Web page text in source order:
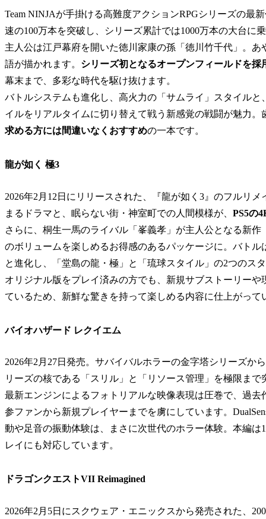
Team NINJAが手掛ける高難度アクションRPGシリーズの最
速の100万本を突破し、シリーズ累計では1000万本の大台に
主人公は江戸幕府を開いた徳川家康の孫「徳川竹千代」。
語が描かれます。 シリーズ初となるオープンフィールドを採
幕末まで、多彩な時代を駆け抜けます。
バトルシステムも進化し、高火力の「サムライ」スタイル
イルをリアルタイムに切り替えて戦う新感覚の戦闘が魅力
求める方には間違いなくおすすめの一本です。
龍が如く 極3
2026年2月12日にリリースされた、『龍が如く3』のフルリ
まるドラマと、眠らない街・神室町での人間模様が、 PS5の
さらに、桐生一馬のライバル「峯義孝」が主人公となる新
のボリュームを楽しめるお得感のあるパッケージに。バト
と進化し、「堂島の龍・極」と「琉球スタイル」の2つのス
オリジナル版をプレイ済みの方でも、新規サブストーリー
ているため、新鮮な驚きを持って楽しめる内容に仕上がって
バイオハザード レクイエム
2026年2月27日発売。サバイバルホラーの金字塔シリーズから
リーズの核である「スリル」と「リソース管理」を極限まで
最新エンジンによるフォトリアルな映像表現は圧巻で、過
参ファンから新規プレイヤーまでを虜にしています。
動や足音の振動体験は、まさに次世代のホラー体験。本編
レイにも対応しています。
ドラゴンクエストVII Reimagined
2026年2月5日にスクウェア・エニックスから発売された、